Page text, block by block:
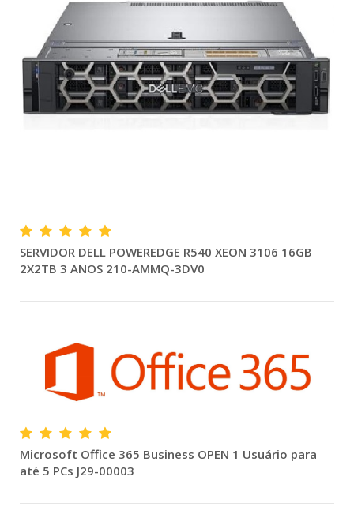
SERVIDOR DELL POWEREDGE R540 XEON 3106 16GB
2X2TB 3 ANOS 210-AMMQ-3DV0
Microsoft Office 365 Business OPEN 1 Usuário para
até 5 PCs J29-00003